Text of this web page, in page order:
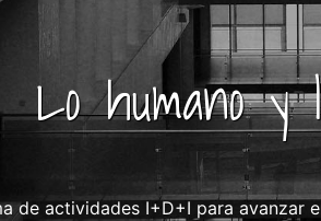
Lo humano y
de actividades I+D+I para